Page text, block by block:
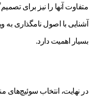
متفاوت آنها را نیز برای
آشنایی با اصول نامگذاری
بسیار اهمیت دارد.
در نهایت، انتخاب